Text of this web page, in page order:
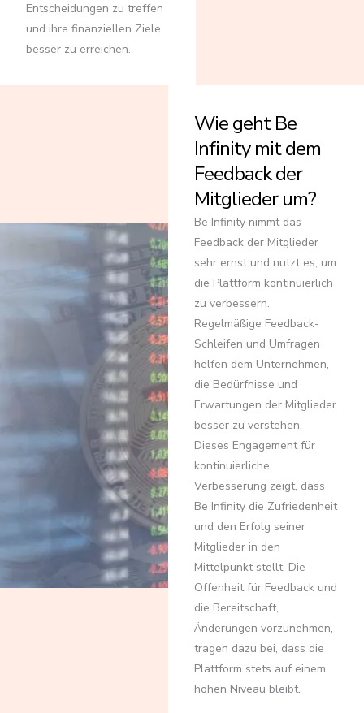
Entscheidungen zu treffen
und ihre finanziellen Ziele
besser zu erreichen.
Wie geht Be
Infinity mit dem
Feedback der
Mitglieder um?
Be Infinity nimmt das
Feedback der Mitglieder
sehr ernst und nutzt es, um
die Plattform kontinuierlich
zu verbessern.
Regelmäßige Feedback-
Schleifen und Umfragen
helfen dem Unternehmen,
die Bedürfnisse und
Erwartungen der Mitglieder
besser zu verstehen.
Dieses Engagement für
kontinuierliche
Verbesserung zeigt, dass
Be Infinity die Zufriedenheit
und den Erfolg seiner
Mitglieder in den
Mittelpunkt stellt. Die
Offenheit für Feedback und
die Bereitschaft,
Änderungen vorzunehmen,
tragen dazu bei, dass die
Plattform stets auf einem
hohen Niveau bleibt.